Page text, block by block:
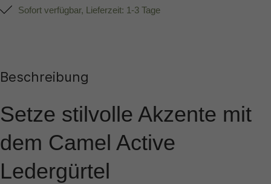
Sofort verfügbar, Lieferzeit: 1-3 Tage
Beschreibung
Setze stilvolle Akzente mit
dem Camel Active
Ledergürtel